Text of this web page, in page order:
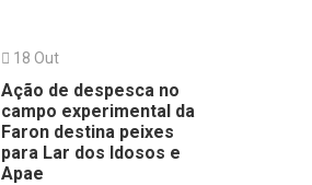
18 Out
Ação de despesca no
campo experimental da
Faron destina peixes
para Lar dos Idosos e
Apae